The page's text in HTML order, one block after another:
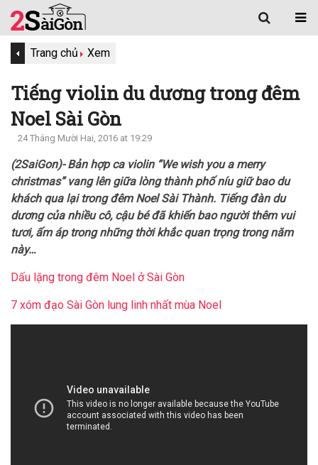
Trang chủ Xem
Tiếng violin du dương trong đêm
Noel Sài Gòn
24 Tháng Mười Hai, 2016 at 19:29
(2SaiGon)- Bản hợp ca violin “We wish you a merry
christmas” vang lên giữa lòng thành phố níu giữ bao du
khách qua lại trong đêm Noel Sài Thành. Tiếng đàn du
dương của nhiều cô, cậu bé đã khiến bao người thêm vui
tươi, ấm áp trong những thời khắc quan trọng trong năm
này…
Dấu lặng trong đêm Noel ở Sài Gòn
7 xóm đạo Sài Gòn lung linh nhất mùa Noel